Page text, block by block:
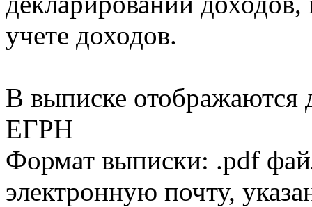
учете доходов.
В выписке
ЕГРН
Формат выписки: .pdf
электронную почту,